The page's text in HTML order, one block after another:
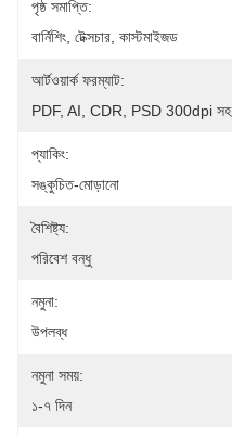
পৃষ্ঠ সমাপ্তি:
বার্নিশিং, টেক্সচার, কাস্টমাইজড
আর্টওয়ার্ক ফরম্যাট:
PDF, AI, CDR, PSD 300dpi সহ
প্যাকিং:
সঙ্কুচিত-মোড়ানো
বৈশিষ্ট্য:
পরিবেশ বন্ধু
নমুনা:
উপলব্ধ
নমুনা সময়:
১-৭ দিন